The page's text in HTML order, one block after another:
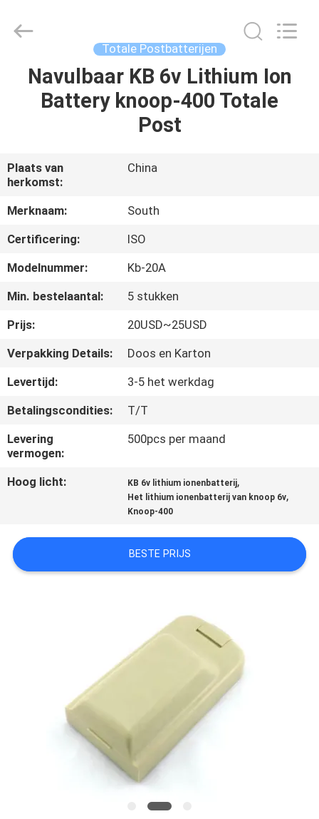
HUIS
ONGEVEER
ONS
FABRIEKSREIS
CONTACTEER
ONS
OM
EEN
PRIVACY
Co.,Ltd.
Totale Postbatterijen
Navulbaar KB 6v Lithium Ion
Battery knoop-400 Totale
Post
Plaats van
herkomst:
China
Merknaam:
South
Certificering:
ISO
Modelnummer:
Kb-20A
Min. bestelaantal:
5 stukken
Prijs:
20USD~25USD
Verpakking Details:
Doos en Karton
Levertijd:
3-5 het werkdag
Betalingscondities:
T/T
Levering
vermogen:
500pcs per maand
Hoog licht: KB 6v lithium ionenbatterij,
Het lithium ionenbatterij van knoop 6v,
Knoop-400
BESTE PRIJS